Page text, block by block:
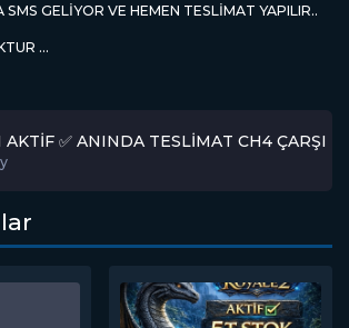
GELİYOR VE HEMEN TESLİMAT YAPILIR..
...
AKTİF ✅ ANINDA TESLİMAT CH4 ÇARŞI